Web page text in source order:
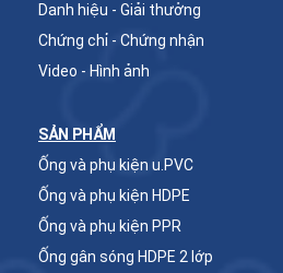
Danh hiệu - Giải thưởng
Chứng chỉ - Chứng nhận
Video - Hình ảnh
SẢN PHẨM
Ống và phụ kiện u.PVC
Ống và phụ kiện HDPE
Ống và phụ kiện PPR
Ống gân sóng HDPE 2 lớp